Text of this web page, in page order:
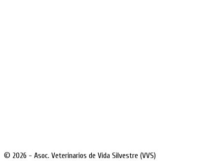
© 2026 - Asoc. Veterinarios de Vida Silvestre (VVS)